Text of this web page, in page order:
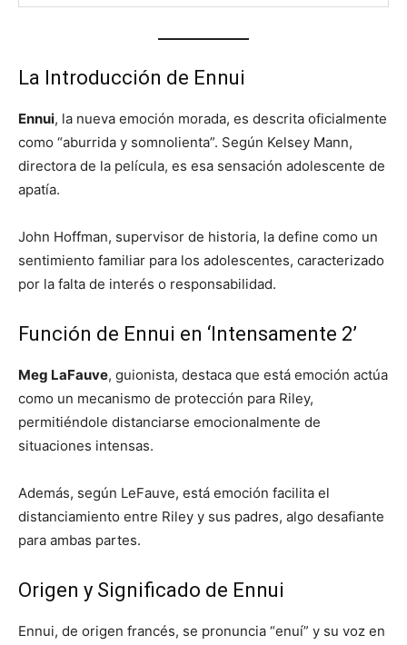
La Introducción de Ennui
Ennui, la nueva emoción morada, es descrita oficialmente
como “aburrida y somnolienta”. Según Kelsey Mann,
directora de la película, es esa sensación adolescente de
apatía.
John Hoffman, supervisor de historia, la define como un
sentimiento familiar para los adolescentes, caracterizado
por la falta de interés o responsabilidad.
Función de Ennui en ‘Intensamente 2’
Meg LaFauve, guionista, destaca que está emoción actúa
como un mecanismo de protección para Riley,
permitiéndole distanciarse emocionalmente de
situaciones intensas.
Además, según LeFauve, está emoción facilita el
distanciamiento entre Riley y sus padres, algo desafiante
para ambas partes.
Origen y Significado de Ennui
Ennui, de origen francés, se pronuncia “enuí” y su voz en